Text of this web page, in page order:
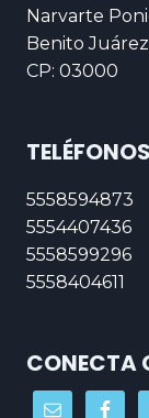
Narvarte
Benito
CP: 03000
TELÉFONOS
5558594873
5554407436
5558599296
5558404611
CONECTA